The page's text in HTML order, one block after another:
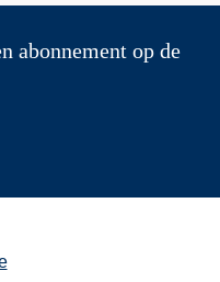
abonnement op de